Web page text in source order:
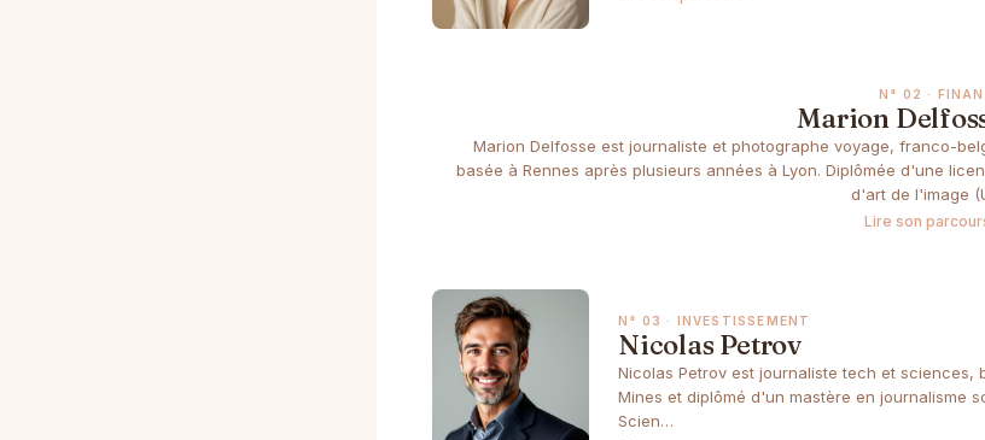
N° 02 ·
Marion
Marion Delfosse est journaliste et photographe voyage, franco-
basée à Rennes après plusieurs années à Lyon. Diplômée d'une
d'art de l'image
Lire son
N° 03 · INVESTISSEMENT
Nicolas Petrov
Nicolas Petrov est journaliste tech et sciences,
Mines et diplômé d'un mastère en journalisme
Scien…